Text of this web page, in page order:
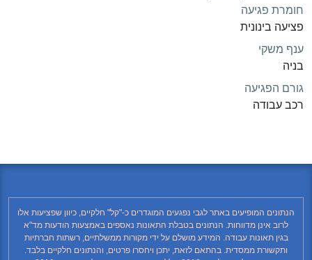
חומרת פגיעה
פציעה בינונית
ענף משקי
בניה
גורם הפגיעה
רכב עבודה
הנתונים המופיעים באתר לגבי נפגעים המוגדרים כ-"קל" חלקיים, כיוון שפציעות אלו
לרוב אינן מדווחות. הנתונים בטבלת התאונות נאספים באמצעות הודעות מד"א
בגין תאונות עבודה. המידע מושלם על ידי מקורות ממשלתיים, רשתות חברתיות
ותקשורת ממסדית. בהתאם לזאת, יתכן ויחסרו פרטים, והנתונים חלקיים בלבד.